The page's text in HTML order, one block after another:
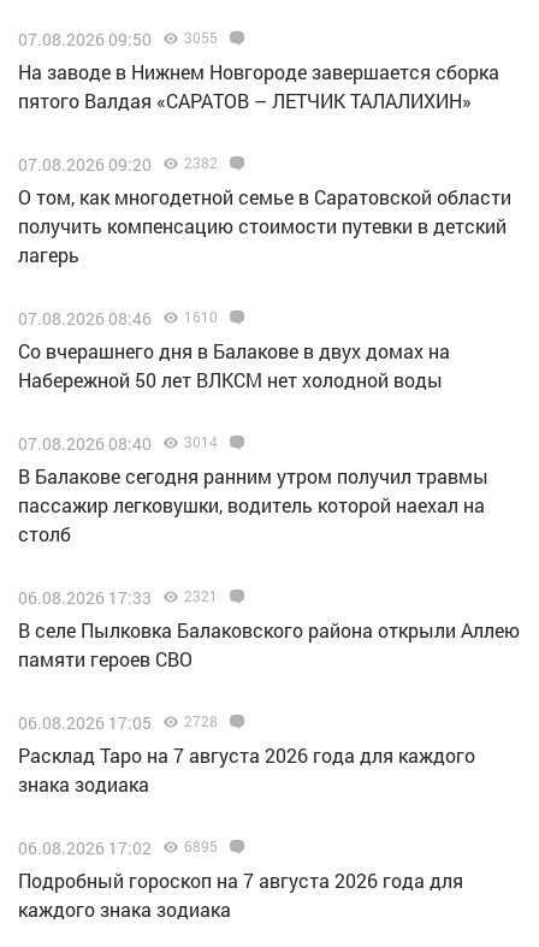
07.08.2026 09:50 3055
Н️а заводе в Нижнем Новгороде завершается сборка
пятого Валдая «САРАТОВ – ЛЕТЧИК ТАЛАЛИХИН»
07.08.2026 09:20 2382
О том, как многодетной семье в Саратовской области
получить компенсацию стоимости путевки в детский
лагерь
07.08.2026 08:46 1610
Со вчерашнего дня в Балакове в двух домах на
Набережной 50 лет ВЛКСМ нет холодной воды
07.08.2026 08:40 3014
В Балакове сегодня ранним утром получил травмы
пассажир легковушки, водитель которой наехал на
столб
06.08.2026 17:33 2321
В селе Пылковка Балаковского района открыли Аллею
памяти героев СВО
06.08.2026 17:05 2728
Расклад Таро на 7 августа 2026 года для каждого
знака зодиака
06.08.2026 17:02 6895
Подробный гороскоп на 7 августа 2026 года для
каждого знака зодиака